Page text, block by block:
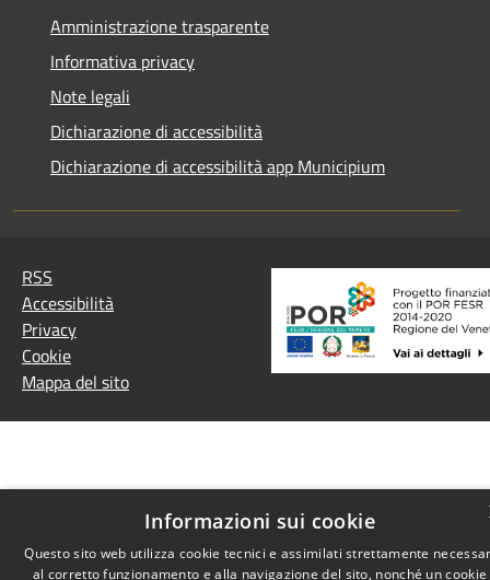
Amministrazione trasparente
Informativa privacy
Note legali
Dichiarazione di accessibilità
Dichiarazione di accessibilità app Municipium
RSS
Accessibilità
Privacy
Cookie
Mappa del sito
Informazioni sui cookie
Questo sito web utilizza cookie tecnici e assimilati strettamente
al corretto funzionamento e alla navigazione del sito, nonché un cookie